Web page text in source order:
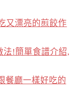
又漂亮的煎餃作
法!簡單食譜介紹,
餐廳一樣好吃的